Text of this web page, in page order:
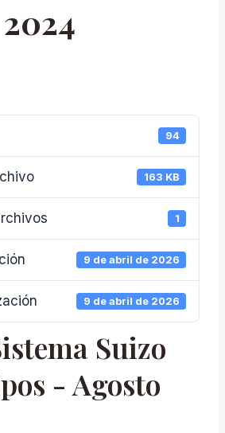
94
163 KB
1
9 de abril de 2026
9 de abril de 2026
Suizo
- Agosto